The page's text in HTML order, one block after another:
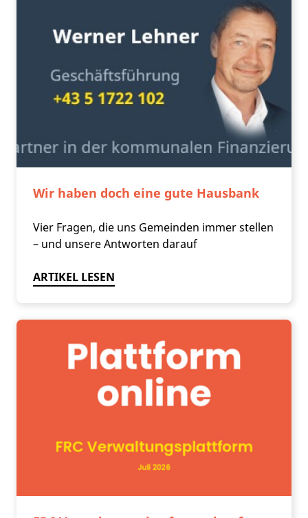
Wir haben doch eine gute Hausbank
Vier Fragen, die uns Gemeinden immer stellen
– und unsere Antworten darauf
ARTIKEL LESEN